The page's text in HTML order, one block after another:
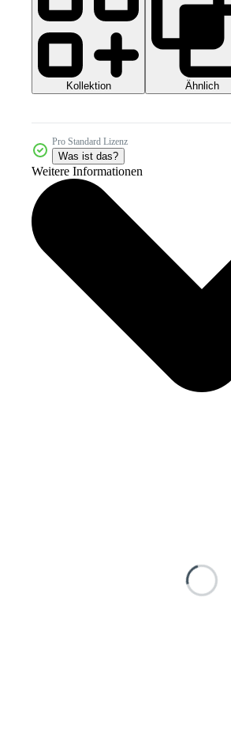
Kollektion Ähnlich
Pro Standard Lizenz
Was ist das?
Weitere Informationen